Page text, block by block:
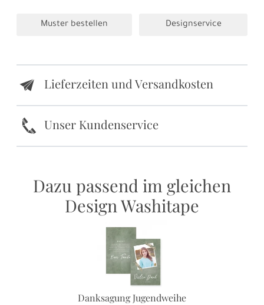
Muster bestellen Designservice
e Lieferzeiten und Versandkosten
k Unser Kundenservice
Dazu passend im gleichen
Design Washitape
Danksagung Jugendweihe